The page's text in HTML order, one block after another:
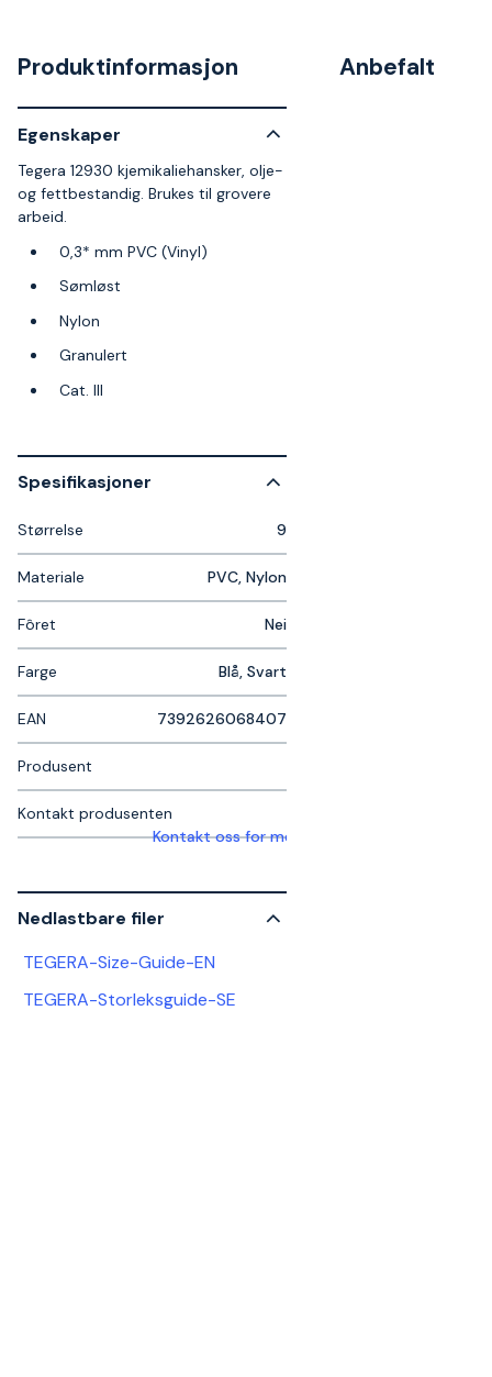
Produktinformasjon
Egenskaper
Tegera 12930 kjemikaliehansker, olje-
og fettbestandig. Brukes til grovere
arbeid.
0,3* mm PVC (Vinyl)
Sømløst
Nylon
Granulert
Cat. III
Spesifikasjoner
Størrelse 9
Materiale PVC, Nylon
Fôret Nei
Farge Blå, Svart
EAN 7392626068407
Produsent
Kontakt produsenten
Kontakt oss for mer informasjon
Nedlastbare filer
TEGERA-Size-Guide-EN
TEGERA-Storleksguide-SE
Anbefalt